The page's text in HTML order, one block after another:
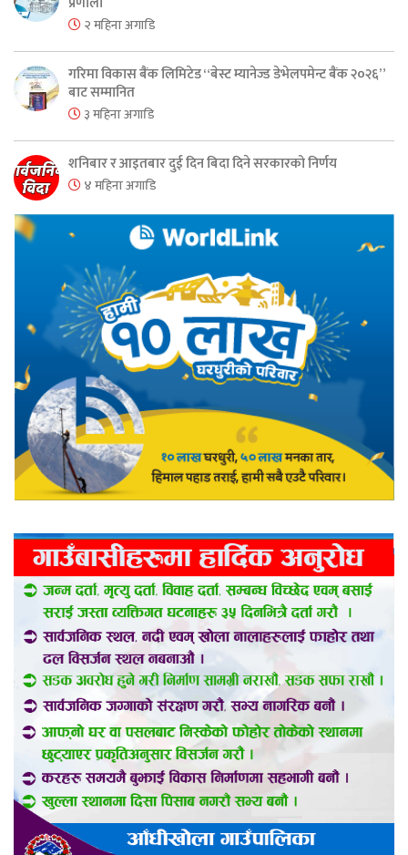
२ महिना अगाडि
गरिमा विकास बैंक लिमिटेड “बेस्ट म्यानेज्ड डेभेलपमेन्ट बैंक २०२६”
बाट सम्मानित
३ महिना अगाडि
शनिबार र आइतबार दुई दिन बिदा दिने सरकारको निर्णय
४ महिना अगाडि